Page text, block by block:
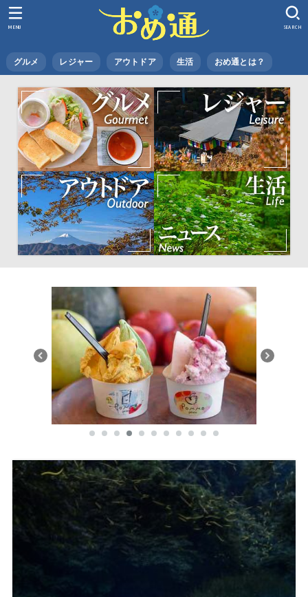
グルメ レジャー アウトドア 生活 おめ通とは？
SEARCH
MENU
羽村 ポムジェラート｜地産地消も楽しめ
る！厳選食材のジェラート店